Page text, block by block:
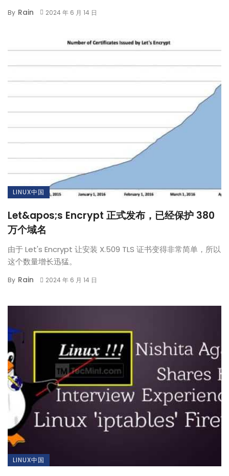
By Rain 2024 年 6 月 14 日
LINUX中国
Let&apos;s Encrypt 正式发布，已经保护 380
万个域名
由于 Let's Encrypt 让安装 X.509 TLS 证书变得非常简单，所以
这个数量增长迅猛。
By Rain 2024 年 6 月 14 日
LINUX中国